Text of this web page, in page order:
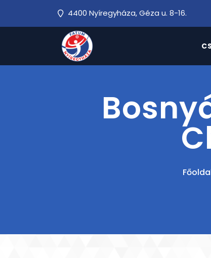
4400 Nyíregyháza, Géza u. 8-16.